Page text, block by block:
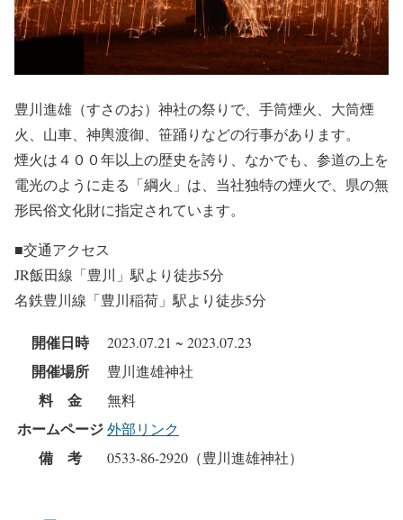
豊川進雄（すさのお）神社の祭りで、手筒煙火、大筒煙
火、山車、神輿渡御、笹踊りなどの行事があります。
煙火は４００年以上の歴史を誇り、なかでも、参道の上を
電光のように走る「綱火」は、当社独特の煙火で、県の無
形民俗文化財に指定されています。
■交通アクセス
JR飯田線「豊川」駅より徒歩5分
名鉄豊川線「豊川稲荷」駅より徒歩5分
開催日時 2023.07.21 ~ 2023.07.23
開催場所 豊川進雄神社
料 金 無料
ホームページ外部リンク
備 考 0533-86-2920（豊川進雄神社）